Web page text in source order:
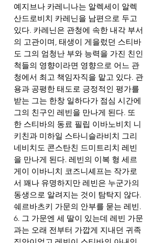
예지브나 카레니나는 알렉세이 알렉
산드로비치 카레닌을 남편으로 두고
있다. 카레닌은 관청에 속한 내각 부서
의 고관이며, 태생이 게을렀던 스티바
도 그의 엄청난 부와 능력을 가진 친인
척들의 영향이라면 영향으로 어느 관
청에서 최고 책임자직을 맡고 있다. 관
용과 공평한 태도로 긍정적인 평가를
받는 그는 한창 일하다가 점심 시간에
그의 친구인 레빈을 만나게 된다. 또
한 스티바의 동료 필립 이바노비치 니
키친과 미하일 스타니슬라비치 그리
네비치도 콘스탄친 드미트리치 레빈
을 만나게 된다. 레빈의 이복 형 세르
게이 이바니치 코즈니셰프는 작가로
서 꽤나 유명하지만 레빈은 누군가의
동생으로 알려지는 것이 탐탁지 않다.
쉐르바츠키 가문의 안부를 묻는 레빈.
6. 그 가문엔 세 딸이 있는데 레빈 가문
과는 오래 전부터 가깝게 지내던 귀족